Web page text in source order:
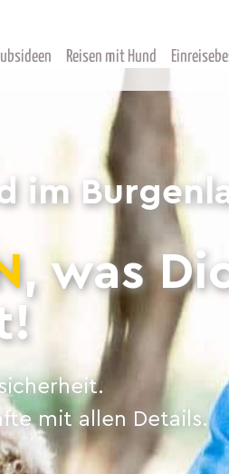
Reisen mit Hund
im
, was
mit allen Details.